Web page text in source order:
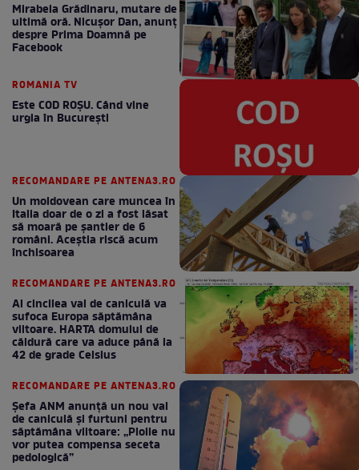
Mirabela Grădinaru, mutare de
ultimă oră. Nicuşor Dan, anunţ
despre Prima Doamnă pe
Facebook
ROMANIA TV
Este COD ROŞU. Când vine
urgia în Bucureşti
RECOMANDARE PE ANTENA3.RO
Un moldovean care muncea în
Italia doar de o zi a fost lăsat
să moară pe şantier de 6
români. Aceștia riscă acum
închisoarea
RECOMANDARE PE ANTENA3.RO
Al cincilea val de caniculă va
sufoca Europa săptămâna
viitoare. HARTA domului de
căldură care va aduce până la
42 de grade Celsius
RECOMANDARE PE ANTENA3.RO
Șefa ANM anunță un nou val
de caniculă și furtuni pentru
săptămâna viitoare: „Ploile nu
vor putea compensa seceta
pedologică”